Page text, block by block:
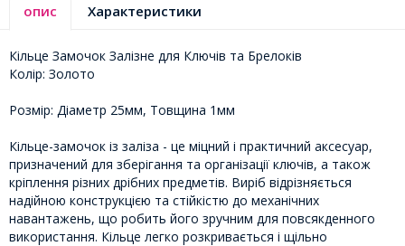
опис Характеристики
Кільце Замочок Залізне для Ключів та Брелоків
Колір: Золото
Розмір: Діаметр 25мм, Товщина 1мм
Кільце-замочок із заліза - це міцний і практичний аксесуар,
призначений для зберігання та організації ключів, а також
кріплення різних дрібних предметів. Виріб відрізняється
надійною конструкцією та стійкістю до механічних
навантажень, що робить його зручним для повсякденного
використання. Кільце легко розкривається і щільно